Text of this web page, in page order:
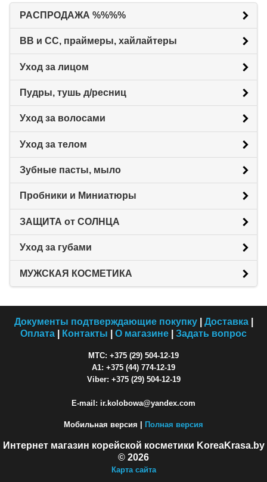
РАСПРОДАЖА %%%%
BB и CC, праймеры, хайлайтеры
Уход за лицом
Пудры, тушь д/ресниц
Уход за волосами
Уход за телом
Зубные пасты, мыло
Пробники и Миниатюры
ЗАЩИТА от СОЛНЦА
Уход за губами
МУЖСКАЯ КОСМЕТИКА
Документы подтверждающие покупку| Доставка|
Оплата
Контакты О магазине Задать вопрос
МТС: +375 (29) 504-12-19
A1: +375 (44) 774-12-19
Viber: +375 (29) 504-12-19
E-mail: ir.kolobowa@yandex.com
Мобильная версия | Полная версия
Интернет магазин корейской косметики KoreaKrasa.by
© 2026
Карта сайта